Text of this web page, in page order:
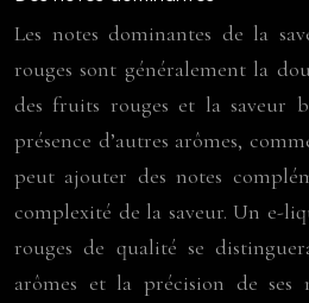
Les notes dominantes de la
rouges sont généralement la
des fruits rouges et la saveur
présence d’autres arômes,
peut ajouter des notes
complexité de la saveur. Un e-
rouges de qualité se
arômes et la précision de ses